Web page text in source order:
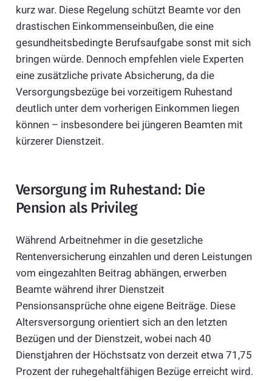
kurz war. Diese Regelung schützt Beamte vor den
drastischen Einkommenseinbußen, die eine
gesundheitsbedingte Berufsaufgabe sonst mit sich
bringen würde. Dennoch empfehlen viele Experten
eine zusätzliche private Absicherung, da die
Versorgungsbezüge bei vorzeitigem Ruhestand
deutlich unter dem vorherigen Einkommen liegen
können – insbesondere bei jüngeren Beamten mit
kürzerer Dienstzeit.
Versorgung im Ruhestand: Die
Pension als Privileg
Während Arbeitnehmer in die gesetzliche
Rentenversicherung einzahlen und deren Leistungen
vom eingezahlten Beitrag abhängen, erwerben
Beamte während ihrer Dienstzeit
Pensionsansprüche ohne eigene Beiträge. Diese
Altersversorgung orientiert sich an den letzten
Bezügen und der Dienstzeit, wobei nach 40
Dienstjahren der Höchstsatz von derzeit etwa 71,75
Prozent der ruhegehaltfähigen Bezüge erreicht wird.